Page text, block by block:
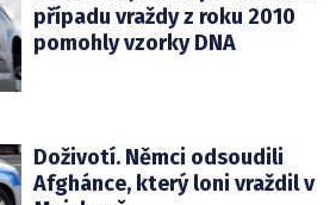
případu vraždy z roku 2010
pomohly vzorky DNA
Doživotí. Němci odsoudili
Afghánce, který loni vraždil v